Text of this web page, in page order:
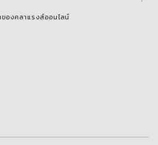
องคลาแรงส์ออนไลน์